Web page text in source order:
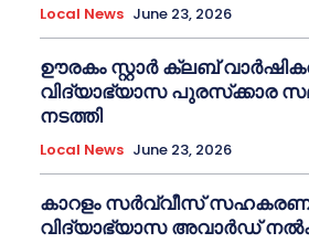
Local News June 23, 2026
ഊരകം സ്റ്റാർ ക്ലബ്
വിദ്യാഭ്യാസ പുരസ്‌ക്കാര
നടത്തി
Local News June 23, 2026
കാറളം സർവ്വീസ് സഹകരണ
വിദ്യാഭ്യാസ അവാർഡ്